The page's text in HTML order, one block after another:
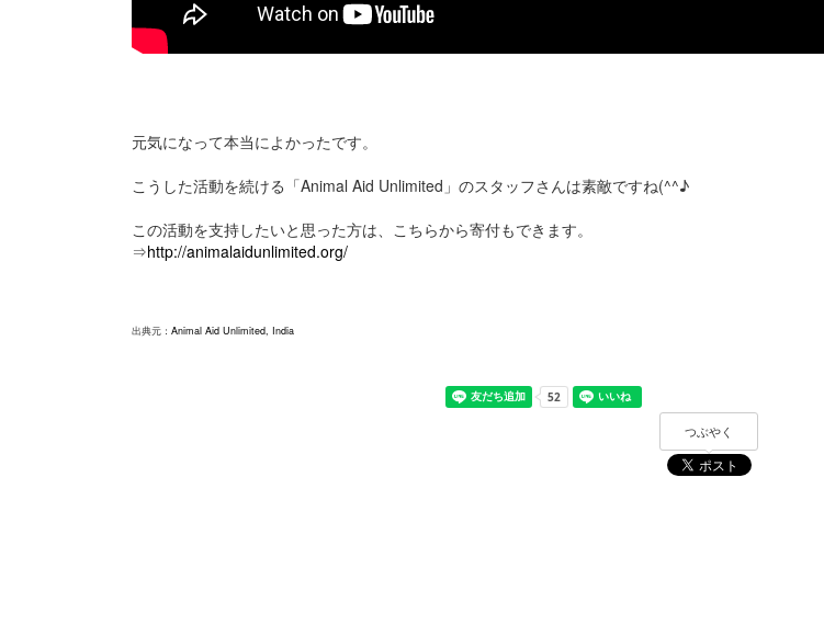
元気になって本当によかったです。
こうした活動を続ける「Animal Aid Unlimited」のスタッフさんは素敵ですね(^^♪
この活動を支持したいと思った方は、こちらから寄付もできます。
⇒http://animalaidunlimited.org/
出典元： Animal Aid Unlimited, India
つぶやく